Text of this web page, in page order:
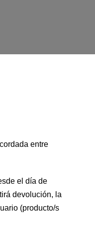
entre
el día de
devolución, la
(producto/s